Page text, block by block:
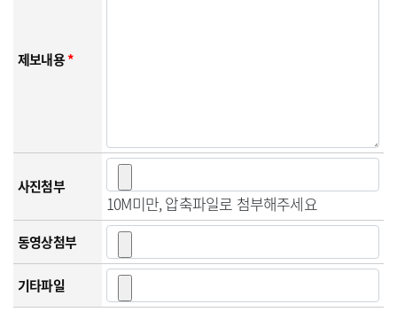
제보내용*
사진첨부
10M미만, 압축파일로 첨부해주세요
동영상첨부
기타파일